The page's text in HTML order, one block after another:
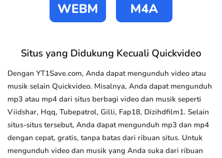
WEBM M4A
Situs yang Didukung Kecuali Quickvideo
Dengan YT1Save.com, Anda dapat mengunduh video atau
musik selain Quickvideo. Misalnya, Anda dapat mengunduh
mp3 atau mp4 dari situs berbagi video dan musik seperti
Viidshar, Hqq, Tubepatrol, Gilli, Fap18, Dizihdfilm1. Selain
situs-situs tersebut, Anda dapat mengunduh mp3 dan mp4
dengan cepat, gratis, tanpa batas dari ribuan situs. Untuk
mengunduh video dan musik yang Anda suka dari ribuan